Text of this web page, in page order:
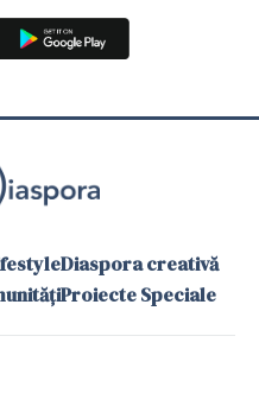
Diaspora creativă
Proiecte Speciale